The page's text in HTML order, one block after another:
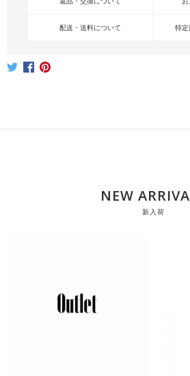
配送・送料について 特定
NEW
新入荷